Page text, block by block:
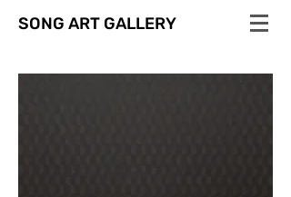
SONG ART GALLERY